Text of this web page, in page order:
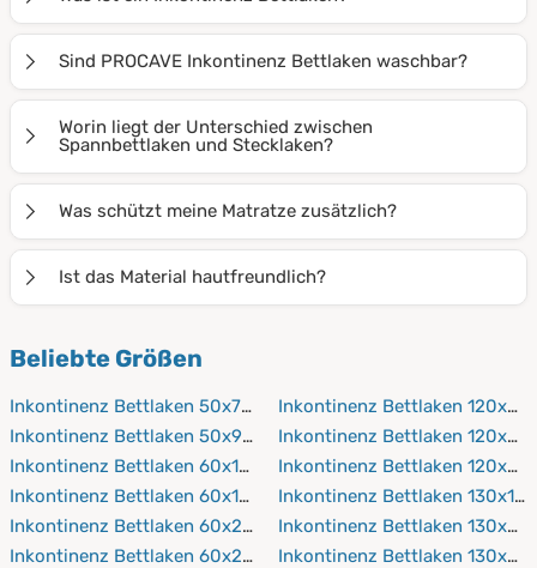
besonders bei Inkontinenz oder im Pflegebereich.
Sind PROCAVE Inkontinenz Bettlaken waschbar?
waschbar, formstabil und behalten ihre wasserdichte
Funktion auch nach vielen Wäschen.
Worin liegt der Unterschied zwischen
Spannbettlaken und Stecklaken?
zu wechseln.
Was schützt meine Matratze zusätzlich?
Ist das Material hautfreundlich?
die sich angenehm anfühlen.
Beliebte Größen
Inkontinenz Bettlaken 50x70 cm
Inkontinenz Bettlaken 50x90 cm
Inkontinenz Bettlaken 60x120 cm
Inkontinenz Bettlaken 60x190 cm
Inkontinenz Bettlaken 60x200 cm
Inkontinenz Bettlaken 60x210 cm
Inkontinenz Bettlaken
Inkontinenz Bettlaken
Inkontinenz Bettlaken
Inkontinenz Bettlaken
Inkontinenz Bettlaken
Inkontinenz Bettlaken